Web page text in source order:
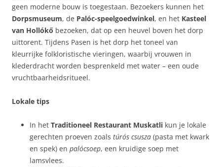
geen moderne bouw is toegestaan. Bezoekers kunnen het
Dorpsmuseum, de Palóc-speelgoedwinkel, en het Kasteel
van Hollókő bezoeken, dat op een heuvel boven het dorp
uittorent. Tijdens Pasen is het dorp het toneel van
kleurrijke folkloristische vieringen, waarbij vrouwen in
klederdracht worden besprenkeld met water – een oude
vruchtbaarheidsritueel.
Lokale tips
In het Traditioneel Restaurant Muskatli kun je lokale
gerechten proeven zoals túrós csusza (pasta met kwark
en spek) en palócsoep, een kruidige soep met
lamsvlees.